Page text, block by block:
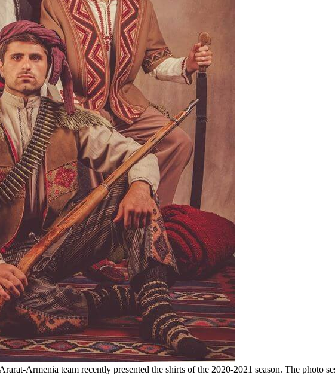
Armenia team recently presented the shirts of the 2020-2021 season. The photo